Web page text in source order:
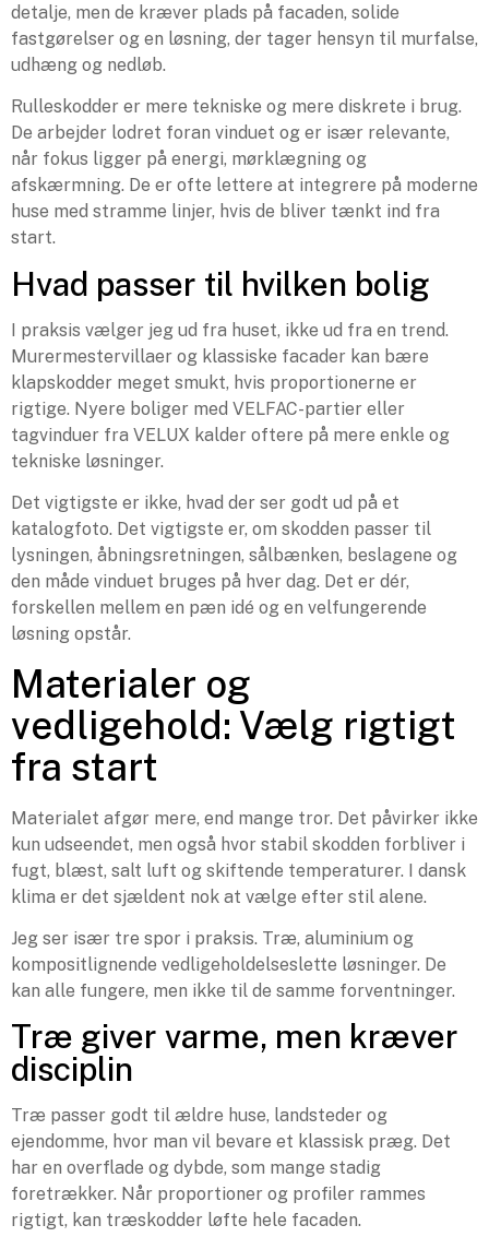
detalje, men de kræver plads på facaden, solide
fastgørelser og en løsning, der tager hensyn til murfalse,
udhæng og nedløb.
Rulleskodder er mere tekniske og mere diskrete i brug.
De arbejder lodret foran vinduet og er især relevante,
når fokus ligger på energi, mørklægning og
afskærmning. De er ofte lettere at integrere på moderne
huse med stramme linjer, hvis de bliver tænkt ind fra
start.
Hvad passer til hvilken bolig
I praksis vælger jeg ud fra huset, ikke ud fra en trend.
Murermestervillaer og klassiske facader kan bære
klapskodder meget smukt, hvis proportionerne er
rigtige. Nyere boliger med VELFAC-partier eller
tagvinduer fra VELUX kalder oftere på mere enkle og
tekniske løsninger.
Det vigtigste er ikke, hvad der ser godt ud på et
katalogfoto. Det vigtigste er, om skodden passer til
lysningen, åbningsretningen, sålbænken, beslagene og
den måde vinduet bruges på hver dag. Det er dér,
forskellen mellem en pæn idé og en velfungerende
løsning opstår.
Materialer og
vedligehold: Vælg rigtigt
fra start
Materialet afgør mere, end mange tror. Det påvirker ikke
kun udseendet, men også hvor stabil skodden forbliver i
fugt, blæst, salt luft og skiftende temperaturer. I dansk
klima er det sjældent nok at vælge efter stil alene.
Jeg ser især tre spor i praksis. Træ, aluminium og
kompositlignende vedligeholdelseslette løsninger. De
kan alle fungere, men ikke til de samme forventninger.
Træ giver varme, men kræver
disciplin
Træ passer godt til ældre huse, landsteder og
ejendomme, hvor man vil bevare et klassisk præg. Det
har en overflade og dybde, som mange stadig
foretrækker. Når proportioner og profiler rammes
rigtigt, kan træskodder løfte hele facaden.